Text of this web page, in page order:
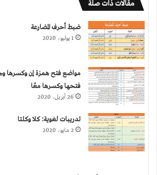
مقالات ذات صلة
ضبط أحرف المضارعة
1 يوليو، 2020
مواضع فتح همزة إن وكسرها
فتحها وكسرها معًا
26 أبريل، 2020
تدريبات لغوية: كلا وكلتا
2 مايو، 2020